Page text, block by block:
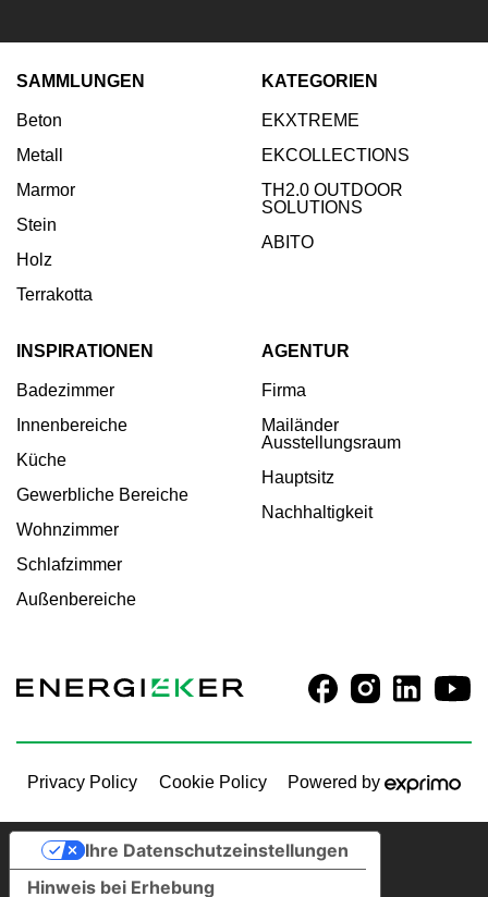
Geben Sie Ihre E-Mail ein:
SAMMLUNGEN
Beton
Metall
Marmor
Stein
Holz
Terrakotta
KATEGORIEN
EKXTREME
EKCOLLECTIONS
TH2.0 OUTDOOR
SOLUTIONS
ABITO
INSPIRATIONEN
Badezimmer
Innenbereiche
Küche
Gewerbliche Bereiche
Wohnzimmer
Schlafzimmer
Außenbereiche
AGENTUR
Firma
Mailänder
Ausstellungsraum
Hauptsitz
Nachhaltigkeit
Privacy Policy Cookie Policy Powered by
Hinweis bei Erhebung
Ihre Datenschutzeinstellungen